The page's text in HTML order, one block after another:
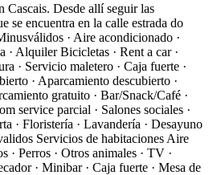
Desde allí seguir las
se encuentra en la calle estrada do
· Aire acondicionado ·
· Alquiler Bicicletas · Rent a car ·
· Servicio maletero · Caja fuerte ·
· Aparcamiento descubierto ·
gratuito · Bar/Snack/Café ·
service parcial · Salones sociales ·
· Floristería · Lavandería · Desayuno
Servicios de habitaciones Aire
· Perros · Otros animales · TV ·
· Minibar · Caja fuerte · Mesa de